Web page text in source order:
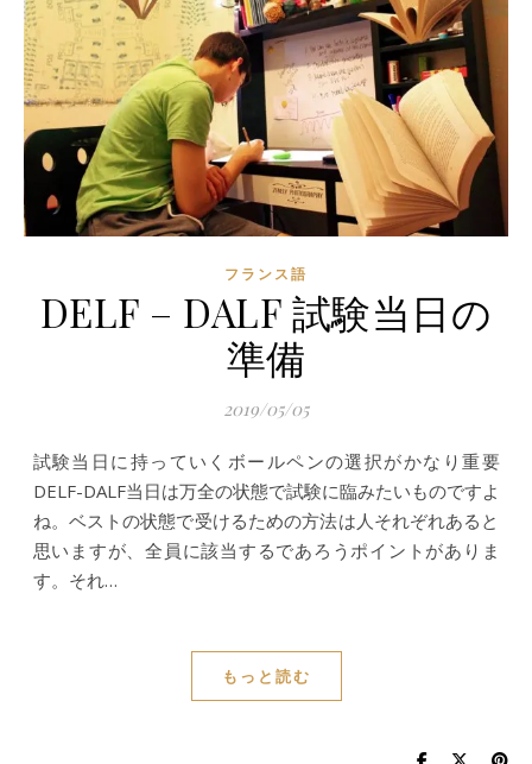
フランス語
DELF – DALF 試験当日の
準備
2019/05/05
試験当日に持っていくボールペンの選択がかなり重要
DELF-DALF当日は万全の状態で試験に臨みたいものですよ
ね。ベストの状態で受けるための方法は人それぞれあると
思いますが、全員に該当するであろうポイントがありま
す。それ…
もっと読む